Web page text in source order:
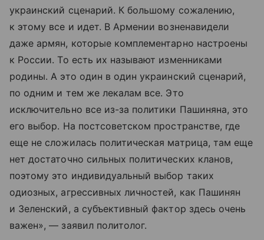
украинский сценарий. К большому сожалению,
к этому все и идет. В Армении возненавидели
даже армян, которые комплементарно настроены
к России. То есть их называют изменниками
родины. А это один в один украинский сценарий,
по одним и тем же лекалам все. Это
исключительно все из-за политики Пашиняна, это
его выбор. На постсоветском пространстве, где
еще не сложилась политическая матрица, там еще
нет достаточно сильных политических кланов,
поэтому это индивидуальный выбор таких
одиозных, агрессивных личностей, как Пашинян
и Зеленский, а субъективный фактор здесь очень
важен», — заявил политолог.